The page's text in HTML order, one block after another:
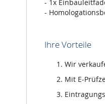
- 1x
-
Ihre Vorteile
Wir
Mit E-